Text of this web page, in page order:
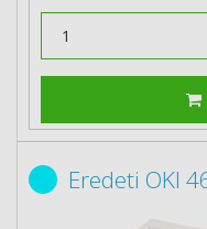
Eredeti OKI